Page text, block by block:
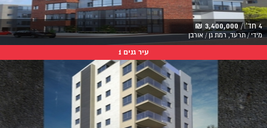
4 חד' / 3,400,000 ₪
מידי / תרעד, רמת גן / אורבן
עיר גנים 1